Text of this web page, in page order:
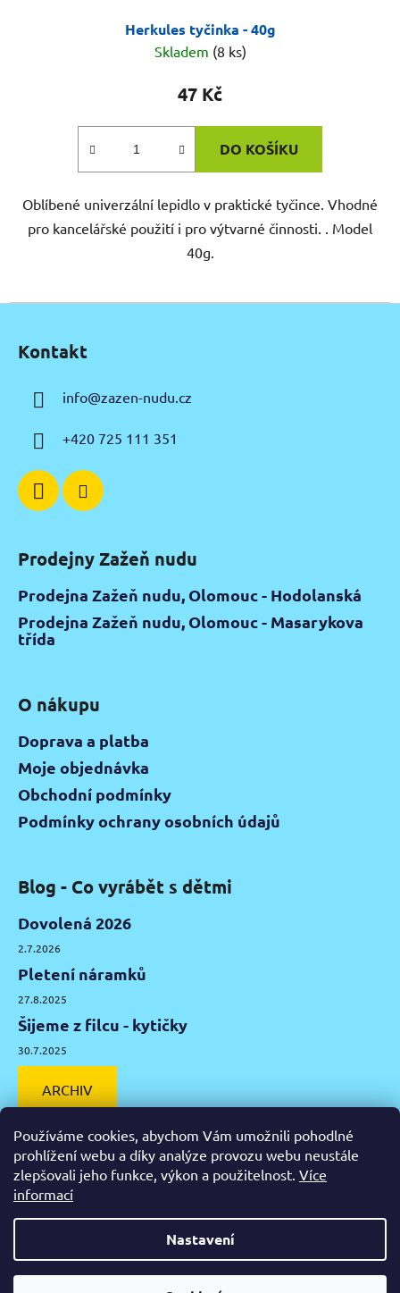
Používáme cookies, abychom Vám umožnili pohodlné
prohlížení webu a díky analýze provozu webu neustále
zlepšovali jeho funkce, výkon a použitelnost. Více
informací
Nastavení
Herkules tyčinka - 40g
Skladem (8 ks)
47 Kč
DO KOŠÍKU
Oblíbené univerzální lepidlo v praktické tyčince. Vhodné
pro kancelářské použití i pro výtvarné činnosti. . Model
40g.
Kontakt
info@zazen-nudu.cz
+420 725 111 351
Prodejny Zažeň nudu
Prodejna Zažeň nudu, Olomouc - Hodolanská
Prodejna Zažeň nudu, Olomouc - Masarykova
třída
O nákupu
Doprava a platba
Moje objednávka
Obchodní podmínky
Podmínky ochrany osobních údajů
Blog - Co vyrábět s dětmi
Dovolená 2026
2.7.2026
Pletení náramků
27.8.2025
Šijeme z filcu - kytičky
30.7.2025
ARCHIV
Facebook
Vytvořil Shoptet